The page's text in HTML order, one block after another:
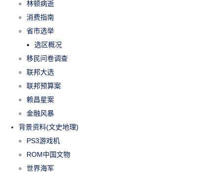
林顿病逝
消费指南
省市选举
选区概况
移民问卷调查
联邦大选
联邦预算案
赖昌星案
金融风暴
背景资料(文史地理)
PS3游戏机
ROM中国文物
世界海军